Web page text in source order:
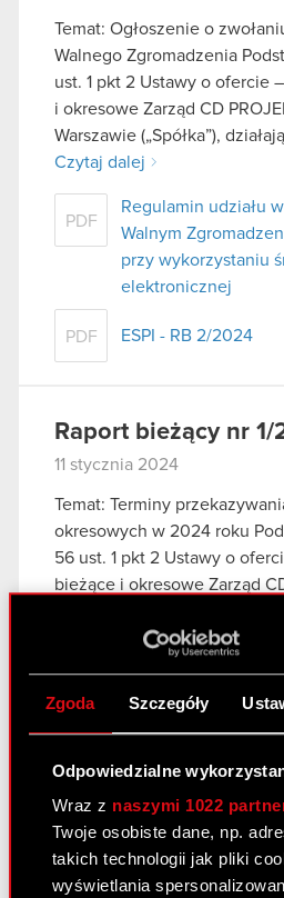
Zgoda Szczegóły
Odpowiedzialne
Wraz z naszymi 1022
Twoje osobiste dane, np.
takich technologii jak pliki
wyświetlania
Temat: Ogłoszenie o
Walnego Zgromadzenia
ust. 1 pkt 2 Ustawy o ofercie
i okresowe Zarząd CD
Warszawie („Spółka”),
Czytaj dalej
PDF
Regulamin udziału
Walnym
przy wykorzystaniu
elektronicznej
PDF ESPI - RB 2/2024
Raport bieżący nr 1/
11 stycznia 2024
Temat: Terminy
okresowych w 2024 roku
56 ust. 1 pkt 2 Ustawy o
bieżące i okresowe Zarząd
Czytaj dalej
PDF ESPI - RB 1/2024
28 listopada 2023
Temat: Finalne zatwierdzenie
dotyczącej pozwu